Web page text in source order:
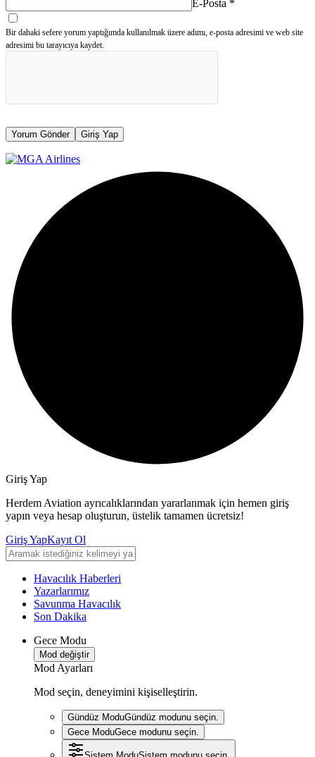
E-Posta *
Bir dahaki sefere yorum yaptığımda kullanılmak üzere adımı, e-posta adresimi ve web site
adresimi bu tarayıcıya kaydet.
Yorum Gönder Giriş Yap
Giriş Yap
Herdem Aviation ayrıcalıklarından yararlanmak için hemen giriş
yapın veya hesap oluşturun, üstelik tamamen ücretsiz!
Giriş YapKayıt Ol
Havacılık Haberleri
Yazarlarımız
Savunma Havacılık
Son Dakika
Gece Modu
Mod değiştir
Mod Ayarları
Mod seçin, deneyimini kişiselleştirin.
Gündüz ModuGündüz modunu seçin.
Gece ModuGece modunu seçin.